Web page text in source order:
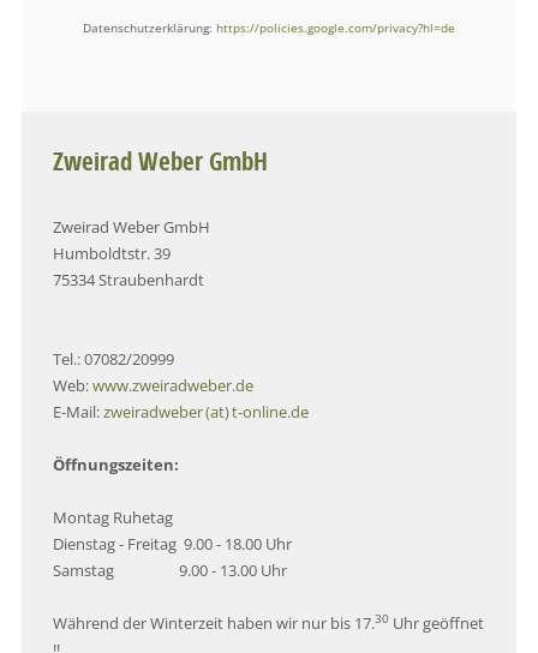
Datenschutzerklärung: https://policies.google.com/privacy?hl=de
Zweirad Weber GmbH
Zweirad Weber GmbH
Humboldtstr. 39
75334 Straubenhardt
Tel.: 07082/20999
Web:www.zweiradweber.de
E-Mail:zweiradweber (at) t-online.de
Öffnungszeiten:
Montag Ruhetag
Dienstag - Freitag 9.00 - 18.00 Uhr
Samstag 9.00 - 13.00 Uhr
Während der Winterzeit haben wir nur bis 17.30 Uhr geöffnet